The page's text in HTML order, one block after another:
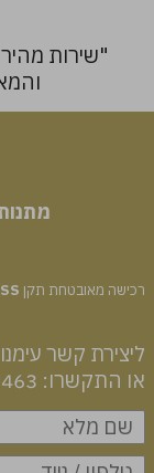
"שירות
רכישה מאובטחת תקן
ליצירת קשר
או התקשרו: 050-8849463